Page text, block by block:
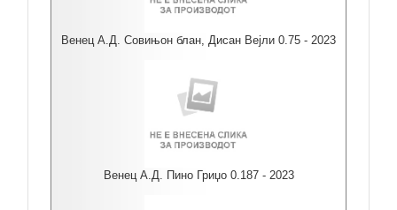
Венец А.Д. Совињон блан, Дисан Вејли 0.75 - 2023
Венец А.Д. Пино Гриџо 0.187 - 2023